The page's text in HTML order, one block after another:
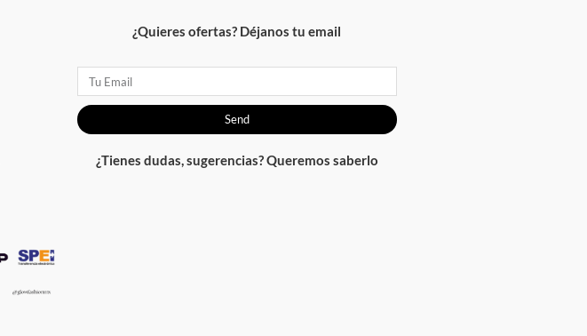
¿Quieres ofertas? Déjanos tu email
Email
Send
¿Tienes dudas, sugerencias? Queremos saberlo